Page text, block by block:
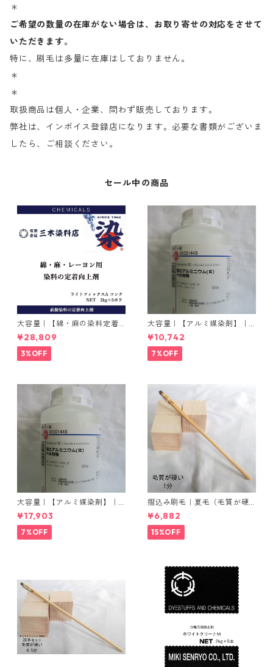
＊
ご希望の数量の在庫がない場合は、お取り寄せの対応をさせて
いただきます。
特に、刷毛は多量に在庫はしておりません。
＊
＊
取扱商品は個人・企業、問わず販売しております。
弊社は、インボイス登録店になります。必要な書類がございま
したら、ご相談ください。
セール中の商品
大容量｜【綿・麻の染料定着
向上剤】｜2kg×5本｜ライト
フィックスAコンク
¥28,809
3%OFF
大容量｜【アルミ媒染剤】｜5
00g−3本入り｜塩化アルミニ
ウム
¥10,742
7%OFF
大容量｜【アルミ媒染剤】｜5
00g−5本入り｜塩化アルミニ
ウム
¥17,903
7%OFF
摺込み刷毛｜夏毛（毛質が硬
い）1分｜16本入り＊1セット
¥6,882
15%OFF